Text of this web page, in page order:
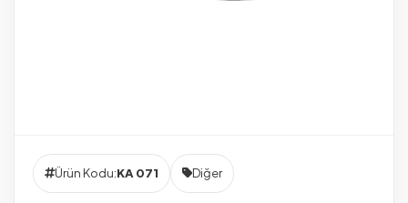
Ürün Kodu:KA 071 Diğer